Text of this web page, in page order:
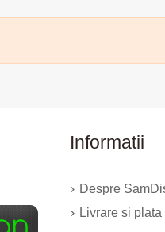
Informatii
Despre
Livrare si plata